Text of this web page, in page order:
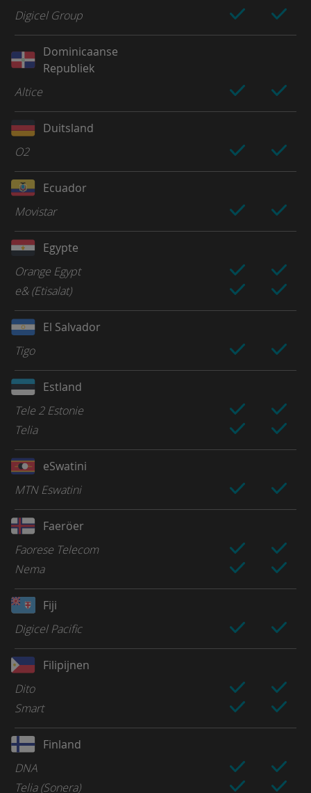
Digicel Group
Dominicaanse
Republiek
Altice
Duitsland
O2
Ecuador
Movistar
Egypte
Orange Egypt
e& (Etisalat)
El Salvador
Tigo
Estland
Tele 2 Estonie
Telia
eSwatini
MTN Eswatini
Faeröer
Faorese Telecom
Nema
Fiji
Digicel Pacific
Filipijnen
Dito
Smart
Finland
DNA
Telia (Sonera)